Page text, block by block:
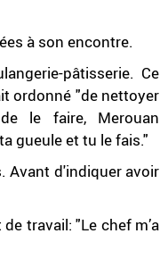
à son encontre.
pâtisserie. Ce
ordonné "de nettoyer
le faire, Merouan
gueule et tu le fais."
Avant d'indiquer avoir
travail: "Le chef m’a